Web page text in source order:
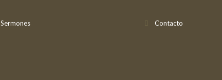
Sermones Contacto